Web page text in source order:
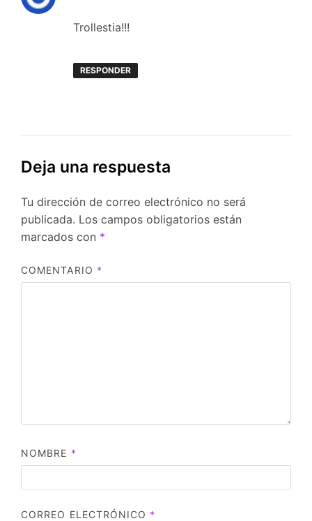
Trollestia!!!
RESPONDER
Deja una respuesta
Tu dirección de correo electrónico no será
publicada. Los campos obligatorios están
marcados con *
COMENTARIO *
NOMBRE *
CORREO ELECTRÓNICO *